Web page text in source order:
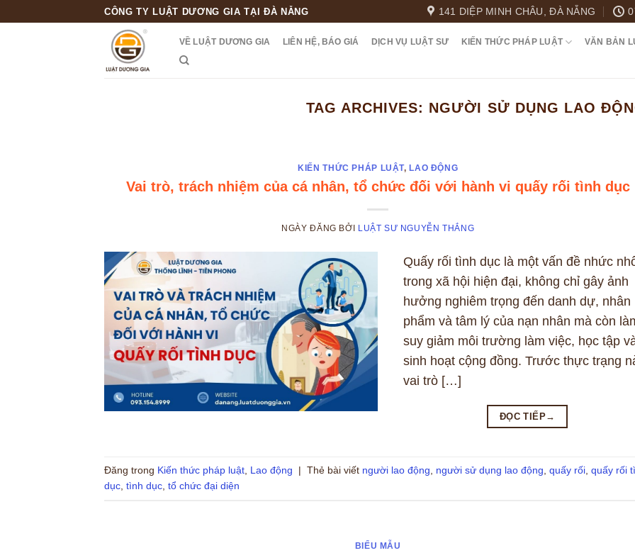
CÔNG TY LUẬT DƯƠNG GIA TẠI ĐÀ NẴNG 141 DIỆP MINH CHÂU, ĐÀ NẴNG
VỀ LUẬT DƯƠNG GIA LIÊN HỆ, BÁO GIÁ DỊCH VỤ LUẬT SƯ KIẾN THỨC PHÁP LUẬT VĂN BẢN
TAG ARCHIVES: NGƯỜI SỬ DỤNG LAO
KIẾN THỨC PHÁP LUẬT,LAO ĐỘNG
Vai trò, trách nhiệm của cá nhân, tổ chức đối với hành vi quấy rối tình dục
NGÀY ĐĂNG BỞI LUẬT SƯ NGUYỄN THẮNG
Quấy rối tình dục là một vấn đề nhức
trong xã hội hiện đại, không chỉ gây ảnh
hưởng nghiêm trọng đến danh dự, nhân
phẩm và tâm lý của nạn nhân mà còn
suy giảm môi trường làm việc, học tập
sinh hoạt cộng đồng. Trước thực trạng
vai trò […]
ĐỌC TIẾP→
Đăng trong Kiến thức pháp luật, Lao động | Thẻ bài viết người lao động, người sử dụng lao động, quấy rối, quấy rối
dục, tình dục, tổ chức đại diện
BIỂU MẪU